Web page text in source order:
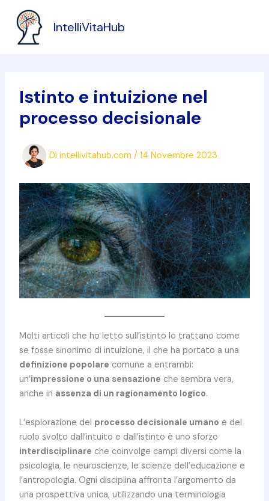
contenuto
IntelliVitaHub
Istinto e intuizione nel
processo decisionale
Di intellivitahub.com / 14 Novembre 2023
Molti articoli che ho letto sull’istinto lo trattano come
se fosse sinonimo di intuizione, il che ha portato a una
definizione popolare comune a entrambi:
un’impressione o una sensazione che sembra vera,
anche in assenza di un ragionamento logico.
L’esplorazione del processo decisionale umano e del
ruolo svolto dall’intuito e dall’istinto è uno sforzo
interdisciplinare che coinvolge campi diversi come la
psicologia, le neuroscienze, le scienze dell’educazione e
l’antropologia. Ogni disciplina affronta l’argomento da
una prospettiva unica, utilizzando una terminologia